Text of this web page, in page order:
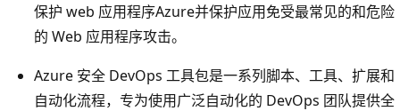
保护 web 应用程序Azure并保护应用免受最常见的和危险
的 Web 应用程序攻击。
Azure 安全 DevOps 工具包是一系列脚本、工具、扩展和
自动化流程，专为使用广泛自动化的 DevOps 团队提供全